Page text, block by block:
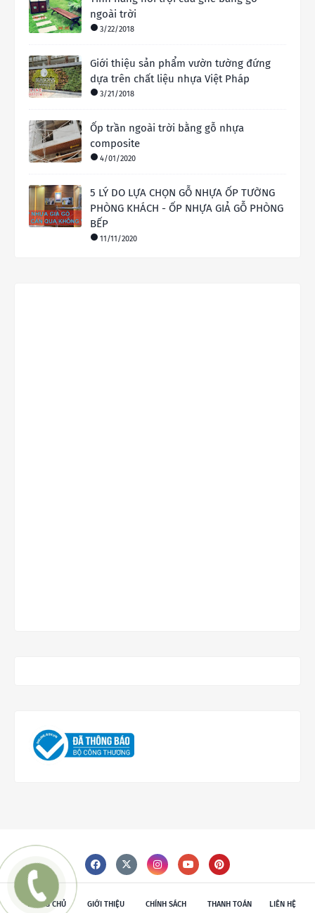
ngoài trời
3/22/2018
Giới thiệu sản phẩm vườn tường đứng
dựa trên chất liệu nhựa Việt Pháp
3/21/2018
Ốp trần ngoài trời bằng gỗ nhựa
composite
4/01/2020
5 LÝ DO LỰA CHỌN GỖ NHỰA ỐP TƯỜNG
PHÒNG KHÁCH - ỐP NHỰA GIẢ GỖ PHÒNG
BẾP
11/11/2020
TRANG CHỦ GIỚI THIỆU CHÍNH SÁCH THANH TOÁN LIÊN HỆ